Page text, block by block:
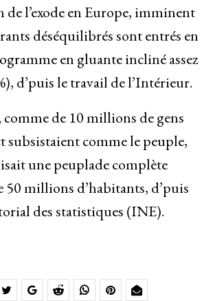
l’exode en Europe, imminent
déséquilibrés sont entrés en
en gluante incliné assez
d’puis le travail de l’Intérieur.
de 10 millions de gens
subsistaient comme le peuple,
une peuplade complète
millions d’habitants, d’puis
des statistiques (INE).